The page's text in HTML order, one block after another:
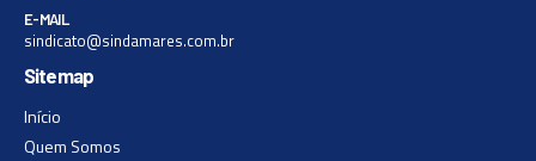
E-MAIL
sindicato@sindamares.com.br
Sitemap
Início
Quem Somos